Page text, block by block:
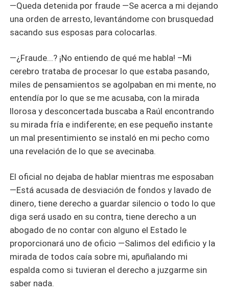
—Queda detenida por fraude —Se acerca a mi dejando
una orden de arresto, levantándome con brusquedad
sacando sus esposas para colocarlas.
—¿Fraude...? ¡No entiendo de qué me habla! –Mi
cerebro trataba de procesar lo que estaba pasando,
miles de pensamientos se agolpaban en mi mente, no
entendía por lo que se me acusaba, con la mirada
llorosa y desconcertada buscaba a Raúl encontrando
su mirada fría e indiferente; en ese pequeño instante
un mal presentimiento se instaló en mi pecho como
una revelación de lo que se avecinaba.
El oficial no dejaba de hablar mientras me esposaban
—Está acusada de desviación de fondos y lavado de
dinero, tiene derecho a guardar silencio o todo lo que
diga será usado en su contra, tiene derecho a un
abogado de no contar con alguno el Estado le
proporcionará uno de oficio —Salimos del edificio y la
mirada de todos caía sobre mi, apuñalando mi
espalda como si tuvieran el derecho a juzgarme sin
saber nada.